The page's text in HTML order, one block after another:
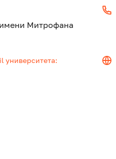
Митрофана
университета: